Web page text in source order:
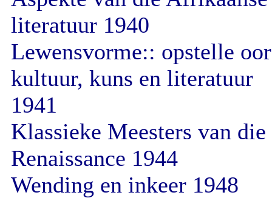
literatuur 1940
Lewensvorme:: opstelle oor
kultuur, kuns en literatuur
1941
Klassieke Meesters van die
Renaissance 1944
Wending en inkeer 1948